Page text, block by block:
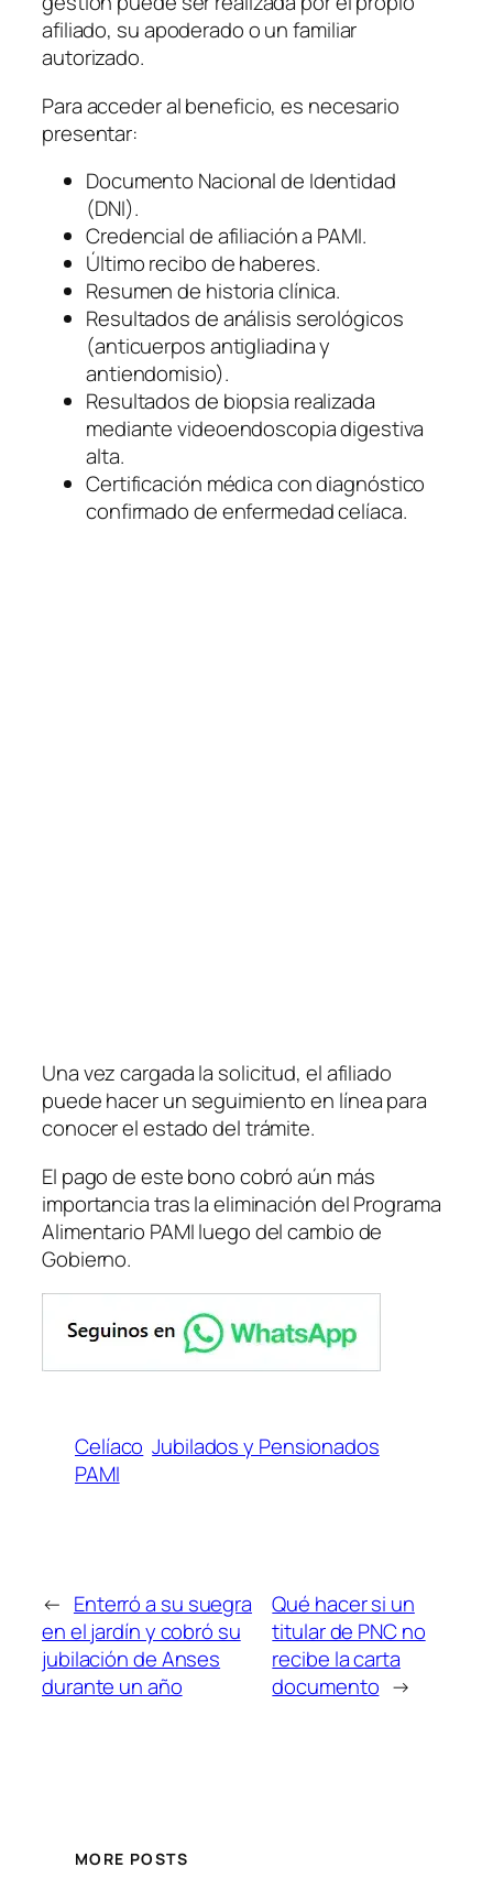
afiliado, su apoderado o un familiar
autorizado.
Para acceder al beneficio, es necesario
presentar:
Documento Nacional de Identidad
(DNI).
Credencial de afiliación a PAMI.
Último recibo de haberes.
Resumen de historia clínica.
Resultados de análisis serológicos
(anticuerpos antigliadina y
antiendomisio).
Resultados de biopsia realizada
mediante videoendoscopia digestiva
alta.
Certificación médica con diagnóstico
confirmado de enfermedad celíaca.
Una vez cargada la solicitud, el afiliado
puede hacer un seguimiento en línea para
conocer el estado del trámite.
El pago de este bono cobró aún más
importancia tras la eliminación del Programa
Alimentario PAMI luego del cambio de
Gobierno.
Celíaco Jubilados y Pensionados
PAMI
← Enterró a su suegra
en el jardín y cobró su
jubilación de Anses
durante un año
Qué hacer si un
titular de PNC no
recibe la carta
documento →
MORE POSTS